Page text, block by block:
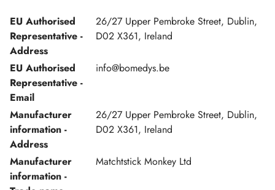
EU Authorised
Representative -
Address
26/27 Upper Pembroke Street, Dublin,
D02 X361, Ireland
EU Authorised
Representative -
Email
info@bomedys.be
Manufacturer
information -
Address
26/27 Upper Pembroke Street, Dublin,
D02 X361, Ireland
Manufacturer
information -
Matchtstick Monkey Ltd